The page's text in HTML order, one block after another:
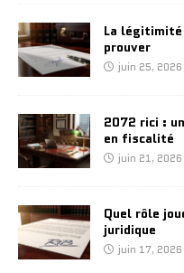
La légitimité
prouver
juin 25, 2026
2072 rici :
en fiscalité
juin 21, 2026
Quel rôle
juridique
juin 17, 2026